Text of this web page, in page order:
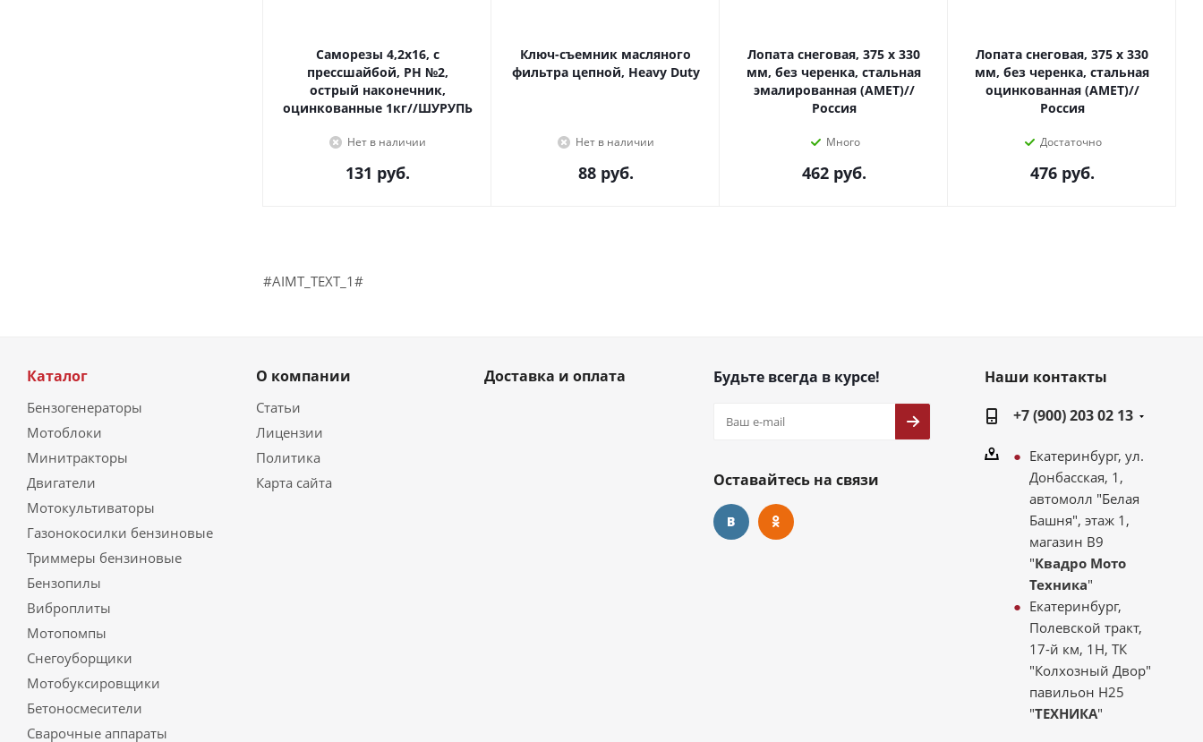
Саморезы 4,2х16, с
прессшайбой, PH №2,
острый наконечник,
оцинкованные 1кг//ШУРУПЬ
Нет в наличии
131 руб.
Ключ-съемник масляного
фильтра цепной, Heavy Duty
Нет в наличии
88руб.
Лопата снеговая, 375 х 330
мм, без черенка, стальная
эмалированная (АМЕТ)//
Россия
Много
462руб.
Лопата снеговая, 375 х 330
мм, без черенка, стальная
оцинкованная (АМЕТ)//
Россия
Достаточно
476руб.
#AIMT_TEXT_1#
Каталог
Бензогенераторы
Мотоблоки
Минитракторы
Двигатели
Мотокультиваторы
Газонокосилки бензиновые
Триммеры бензиновые
Бензопилы
Виброплиты
Мотопомпы
Снегоуборщики
Мотобуксировщики
Бетоносмесители
Сварочные аппараты
О компании
Статьи
Лицензии
Политика
Карта сайта
Доставка и оплата Будьте всегда в курсе!
Оставайтесь на связи
Наши контакты
+7 (900) 203 02 13
Екатеринбург, ул.
Донбасская, 1,
автомолл "Белая
Башня", этаж 1,
магазин В9
"Квадро Мото
Техника"
Екатеринбург,
Полевской тракт,
17-й км, 1Н, ТК
"Колхозный Двор"
павильон Н25
"ТЕХНИКА"